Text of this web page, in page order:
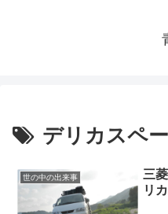
デリカスペ
世の中の出来事
三
リ